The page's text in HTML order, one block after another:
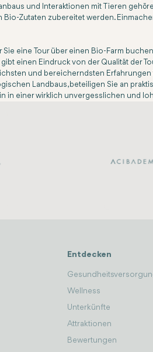
und Interaktionen mit Tieren
Bio-Zutaten zubereitet werden.
eine Tour über einen Bio-Farm
einen Eindruck von der Qualität der
und bereicherndsten
Landbaus, beteiligen Sie an
in einer wirklich unvergesslichen und
Entdecken
Wellness
Unterkünfte
Attraktionen
Bewertungen